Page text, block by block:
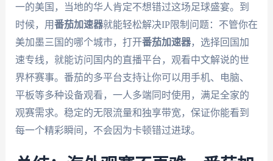
一的美国，当地的华人肯定不想错过这场足球盛宴。到
时候，用番茄加速器就能轻松解决IP限制问题：不管你在
美加墨三国的哪个城市，打开番茄加速器，选择回国加
速专线，就能访问国内的直播平台，观看中文解说的世
界杯赛事。番茄的多平台支持让你可以用手机、电脑、
平板等多种设备观看，一人多端同时使用，满足全家的
观赛需求。稳定的无限流量和独享带宽，保证你能看到
每一个精彩瞬间，不会因为卡顿错过进球。